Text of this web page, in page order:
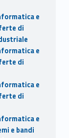
e
di
e
di
e
di
e
e bandi